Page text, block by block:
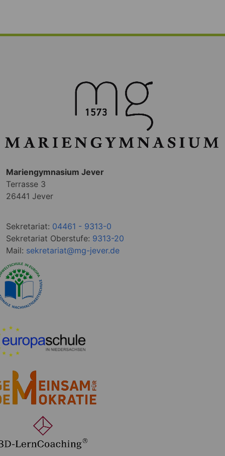
Mariengymnasium Jever
Terrasse 3
26441 Jever
Sekretariat: 04461 - 9313-0
Sekretariat Oberstufe: 9313-20
Mail: sekretariat@mg-jever.de